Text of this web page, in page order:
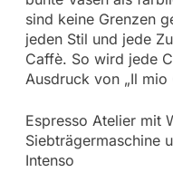
sind keine Grenzen
jeden Stil und jede
Caffè. So wird jede
Ausdruck von „Il mio
Espresso Atelier mit
Siebträgermaschine
Intenso